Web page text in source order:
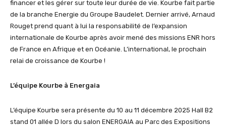
financer et les gérer sur toute leur durée de vie. Kourbe fait partie
de la branche Energie du Groupe Baudelet. Dernier arrivé, Arnaud
Rouget prend quant à lui la responsabilité de l’expansion
internationale de Kourbe après avoir mené des missions ENR hors
de France en Afrique et en Océanie. L’international, le prochain
relai de croissance de Kourbe !
L’équipe Kourbe à Energaia
L’équipe Kourbe sera présente du 10 au 11 décembre 2025 Hall B2
stand 01 allée D lors du salon ENERGAIA au Parc des Expositions